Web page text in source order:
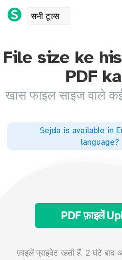
सभी टूल्स
File size ke
PDF
खास फाइल साइज वाले
Sejda is available in
language?
PDF फ़ाइलें
फ़ाइलें प्राइवेट रहती हैं. 2 घंटे बाद